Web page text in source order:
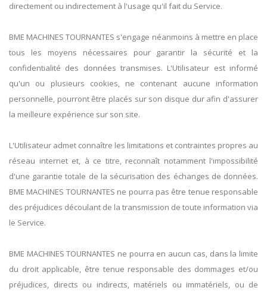
directement ou indirectement à l'usage qu'il fait du Service.
BME MACHINES TOURNANTES s'engage néanmoins à mettre en place
tous les moyens nécessaires pour garantir la sécurité et la
confidentialité des données transmises. L'Utilisateur est informé
qu'un ou plusieurs cookies, ne contenant aucune information
personnelle, pourront être placés sur son disque dur afin d'assurer
la meilleure expérience sur son site.
L'Utilisateur admet connaître les limitations et contraintes propres au
réseau internet et, à ce titre, reconnaît notamment l'impossibilité
d'une garantie totale de la sécurisation des échanges de données.
BME MACHINES TOURNANTES ne pourra pas être tenue responsable
des préjudices découlant de la transmission de toute information via
le Service.
BME MACHINES TOURNANTES ne pourra en aucun cas, dans la limite
du droit applicable, être tenue responsable des dommages et/ou
préjudices, directs ou indirects, matériels ou immatériels, ou de